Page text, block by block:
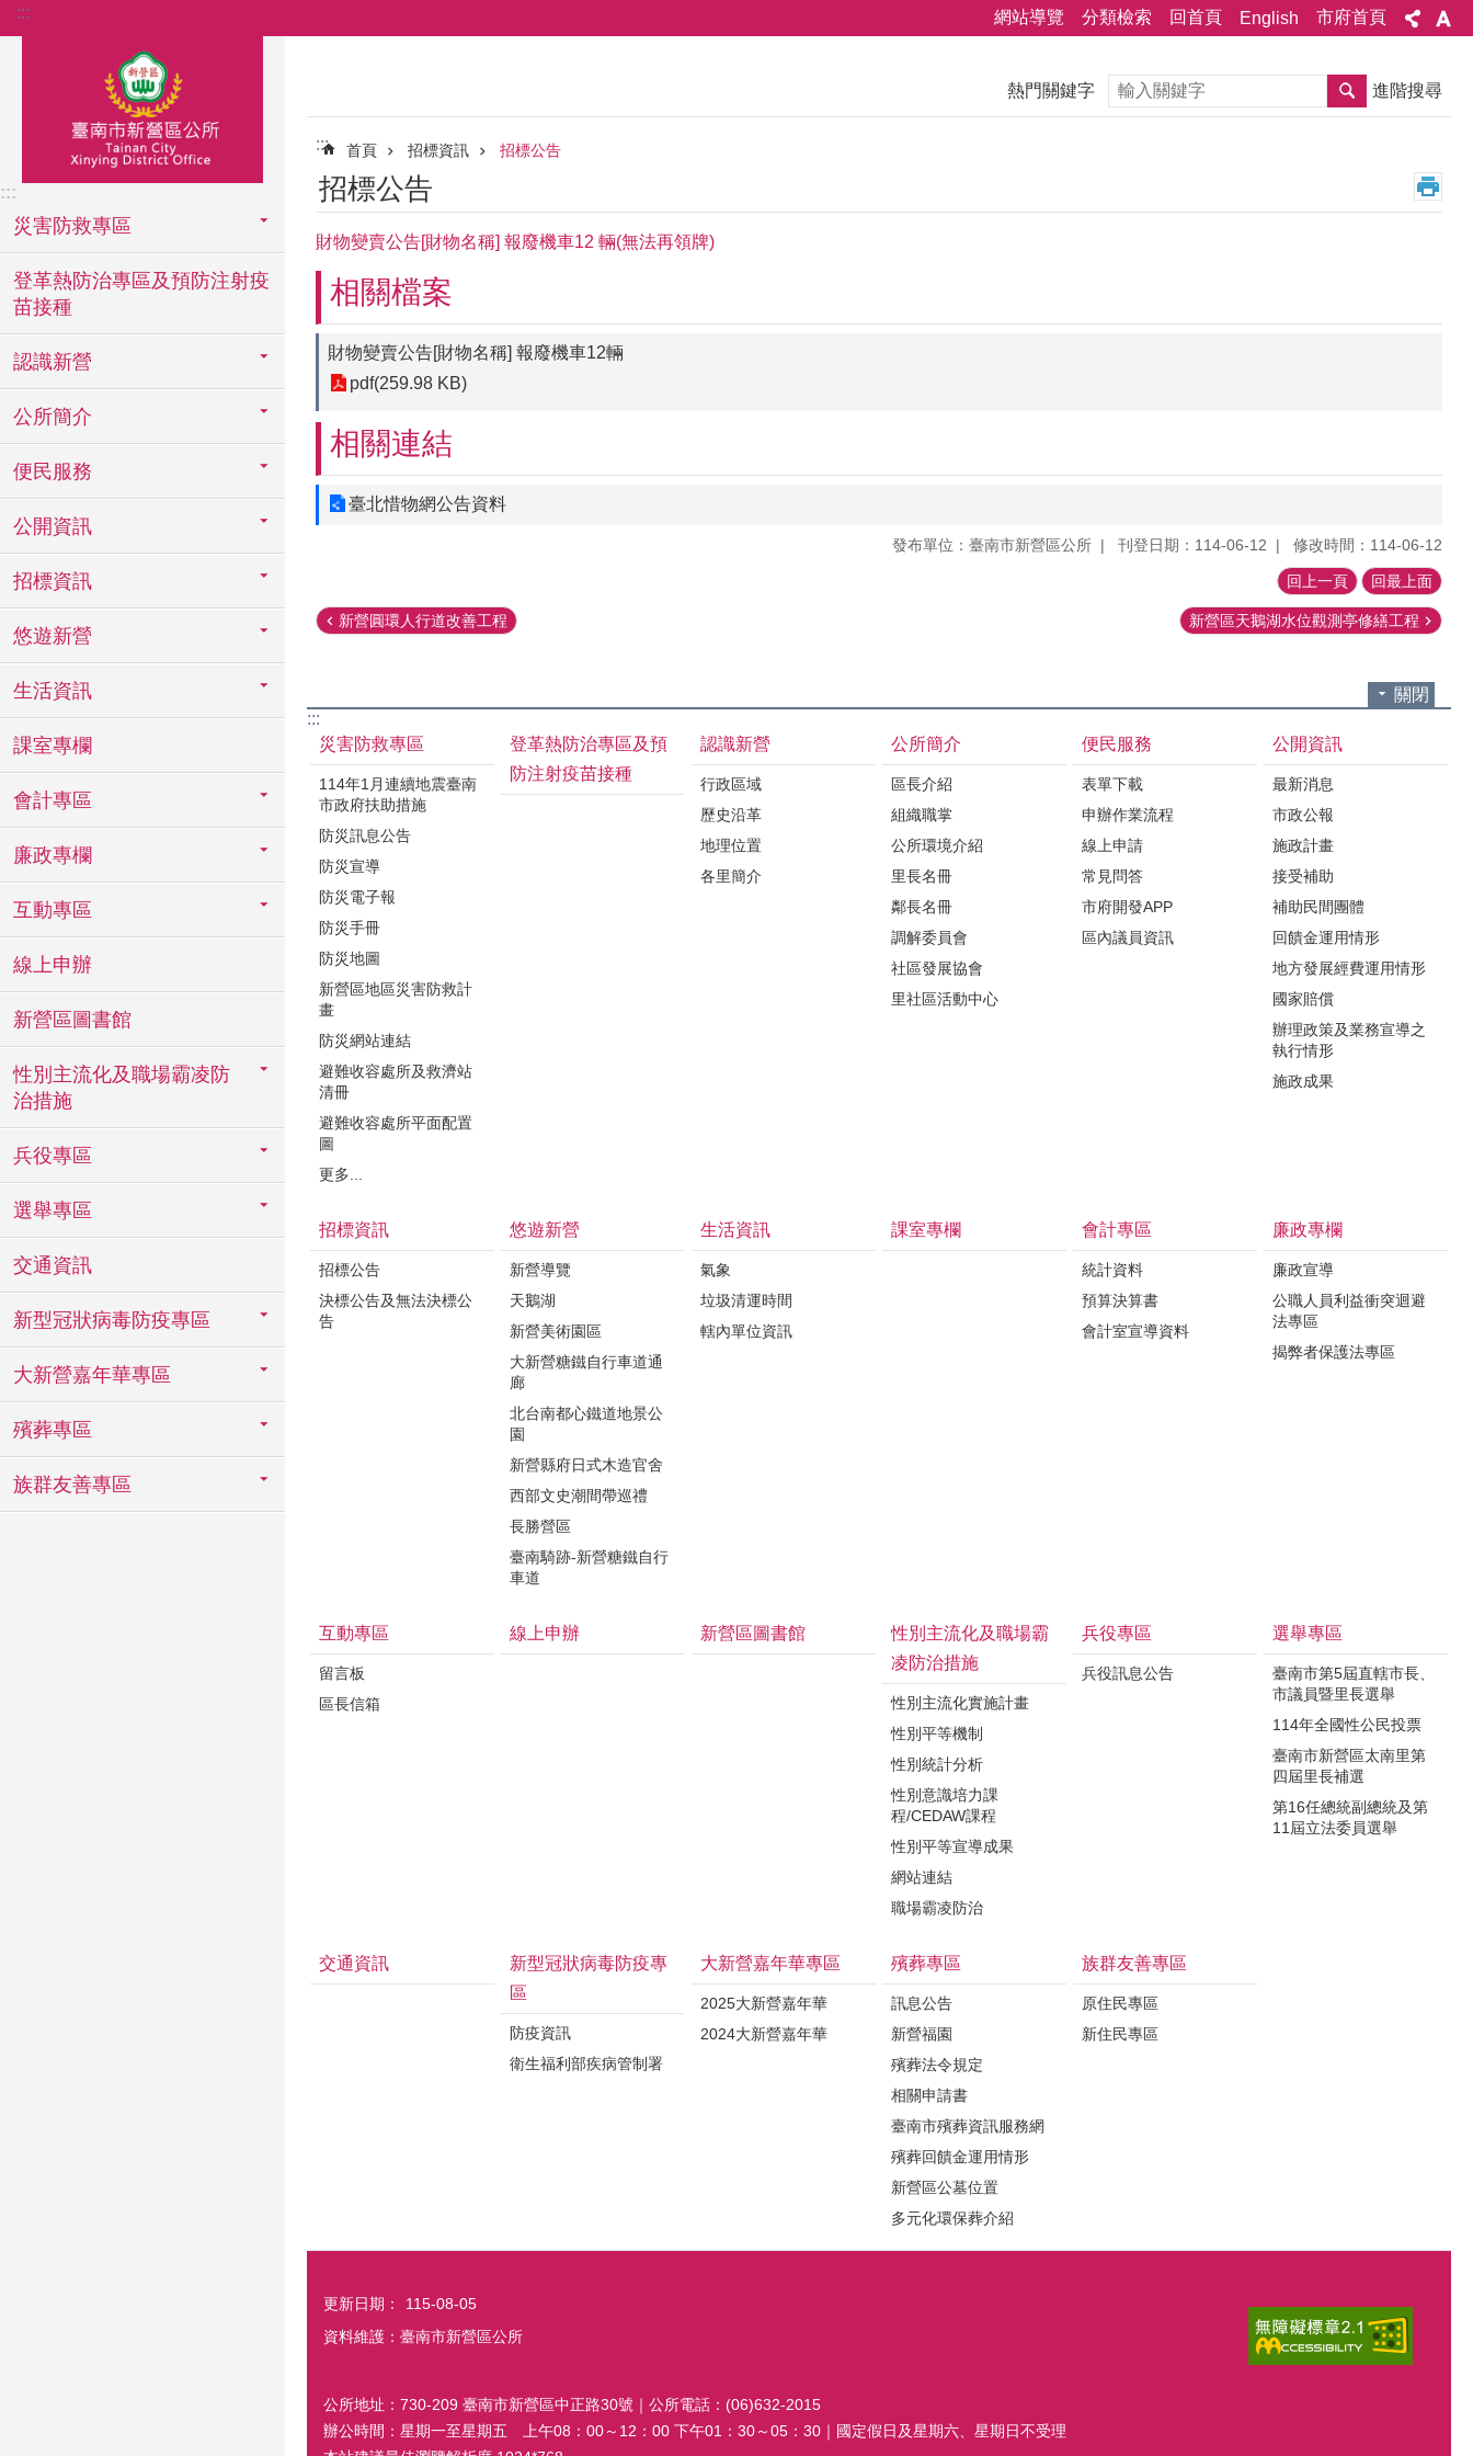
跳到主要內容區塊
::: 網站導覽 分類檢索 回首頁 English 市府首頁
:::
災害防救專區
登革熱防治專區及預防注射疫
苗接種
認識新營
公所簡介
便民服務
公開資訊
招標資訊
悠遊新營
生活資訊
課室專欄
會計專區
廉政專欄
互動專區
線上申辦
新營區圖書館
性別主流化及職場霸凌防
治措施
兵役專區
選舉專區
交通資訊
新型冠狀病毒防疫專區
大新營嘉年華專區
殯葬專區
族群友善專區
熱門關鍵字 搜尋 進階搜尋
::: 首頁 招標資訊 招標公告
招標公告
財物變賣公告[財物名稱] 報廢機車12 輛(無法再領牌)
相關檔案
財物變賣公告[財物名稱] 報廢機車12輛
pdf(259.98 KB)
相關連結
臺北惜物網公告資料
發布單位：臺南市新營區公所 刊登日期：114-06-12 修改時間：114-06-12
回上一頁 回最上面
新營圓環人行道改善工程 新營區天鵝湖水位觀測亭修繕工程
關閉
:::
災害防救專區
114年1月連續地震臺南
市政府扶助措施
防災訊息公告
防災宣導
防災電子報
防災手冊
防災地圖
新營區地區災害防救計
畫
防災網站連結
避難收容處所及救濟站
清冊
避難收容處所平面配置
圖
更多...
登革熱防治專區及預
防注射疫苗接種
認識新營
行政區域
歷史沿革
地理位置
各里簡介
公所簡介
區長介紹
組織職掌
公所環境介紹
里長名冊
鄰長名冊
調解委員會
社區發展協會
里社區活動中心
便民服務
表單下載
申辦作業流程
線上申請
常見問答
市府開發APP
區內議員資訊
公開資訊
最新消息
市政公報
施政計畫
接受補助
補助民間團體
回饋金運用情形
地方發展經費運用情形
國家賠償
辦理政策及業務宣導之
執行情形
施政成果
招標資訊
招標公告
決標公告及無法決標公
告
悠遊新營
新營導覽
天鵝湖
新營美術園區
大新營糖鐵自行車道通
廊
北台南都心鐵道地景公
園
新營縣府日式木造官舍
西部文史潮間帶巡禮
長勝營區
臺南騎跡-新營糖鐵自行
車道
生活資訊
氣象
垃圾清運時間
轄內單位資訊
課室專欄 會計專區
統計資料
預算決算書
會計室宣導資料
廉政專欄
廉政宣導
公職人員利益衝突迴避
法專區
揭弊者保護法專區
互動專區
留言板
區長信箱
線上申辦 新營區圖書館
性別主流化及職場霸
凌防治措施
性別主流化實施計畫
性別平等機制
性別統計分析
性別意識培力課
程/CEDAW課程
性別平等宣導成果
網站連結
職場霸凌防治
兵役專區
兵役訊息公告
選舉專區
臺南市第5屆直轄市長、
市議員暨里長選舉
114年全國性公民投票
臺南市新營區太南里第
四屆里長補選
第16任總統副總統及第
11屆立法委員選舉
交通資訊
新型冠狀病毒防疫專
區
防疫資訊
衛生福利部疾病管制署
大新營嘉年華專區
2025大新營嘉年華
2024大新營嘉年華
殯葬專區
訊息公告
新營福園
殯葬法令規定
相關申請書
臺南市殯葬資訊服務網
殯葬回饋金運用情形
新營區公墓位置
多元化環保葬介紹
族群友善專區
原住民專區
新住民專區
更新日期：
115-08-05
資料維護：臺南市新營區公所
公所地址：730-209 臺南市新營區中正路30號｜公所電話：(06)632-2015
辦公時間：星期一至星期五 上午08：00～12：00 下午01：30～05：30｜國定假日及星期六、星期日不受理